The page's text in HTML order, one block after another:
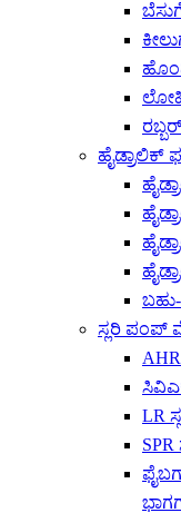
ಹೈಡ್ರಾಲಿಕ್
ಸ್ಲರಿ ಪಂಪ್
LR